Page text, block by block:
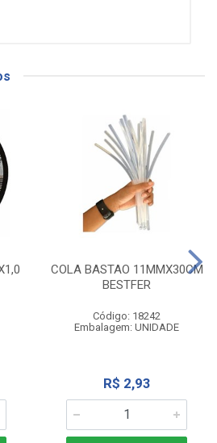
COLA BASTAO 11MMX30CM
BESTFER
Código: 18242
Embalagem: UNIDADE
R$ 2,93